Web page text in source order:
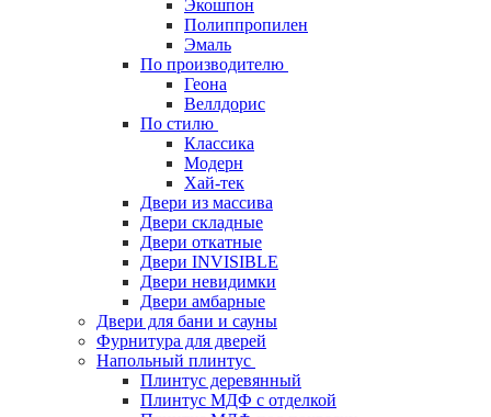
Экошпон
Полиппропилен
Эмаль
По производителю
Геона
Веллдорис
По стилю
Классика
Модерн
Хай-тек
Двери из массива
Двери складные
Двери откатные
Двери INVISIBLE
Двери невидимки
Двери амбарные
Двери для бани и сауны
Фурнитура для дверей
Напольный плинтус
Плинтус деревянный
Плинтус МДФ с отделкой